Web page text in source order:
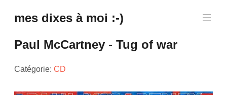
mes dixes à moi :-)
Paul McCartney - Tug of war
Catégorie:CD